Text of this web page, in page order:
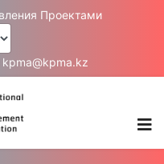
Проектами
kpma@kpma.kz